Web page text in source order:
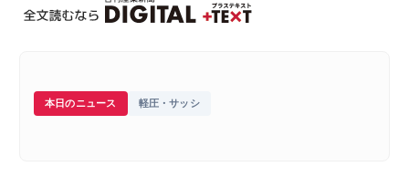
本日のニュース 軽圧・サッシ